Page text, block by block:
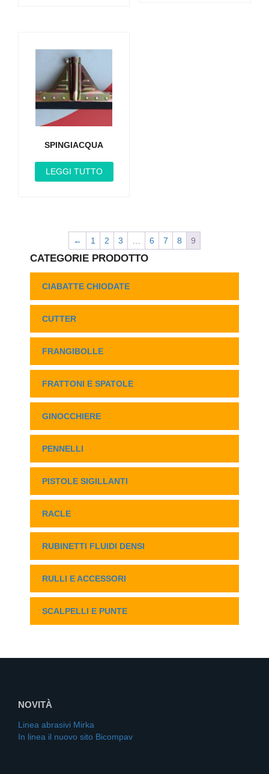
SPINGIACQUA
LEGGI TUTTO
← 1 2 3 6 7 8 9
CATEGORIE PRODOTTO
CIABATTE CHIODATE
CUTTER
FRANGIBOLLE
FRATTONI E SPATOLE
GINOCCHIERE
PENNELLI
PISTOLE SIGILLANTI
RACLE
RUBINETTI FLUIDI DENSI
RULLI E ACCESSORI
SCALPELLI E PUNTE
NOVITÀ
Linea abrasivi Mirka
In linea il nuovo sito Bicompav